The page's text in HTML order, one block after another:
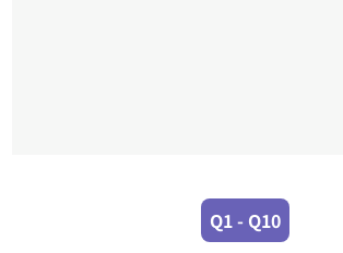
Q1 - Q10